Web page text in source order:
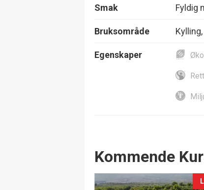
Smak Fyldig
Bruksområde
Egenskaper
Events
Kommende